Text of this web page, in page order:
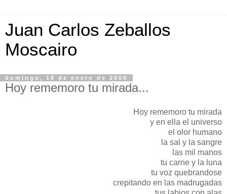
Juan Carlos Zeballos
Moscairo
domingo, 18 de enero de 2009
Hoy rememoro tu mirada...
Hoy rememoro tu mirada
y en ella el universo
el olor humano
la sal y la sangre
las mil manos
tu carne y la luna
tu voz quebrandose
crepitando en las madrugadas